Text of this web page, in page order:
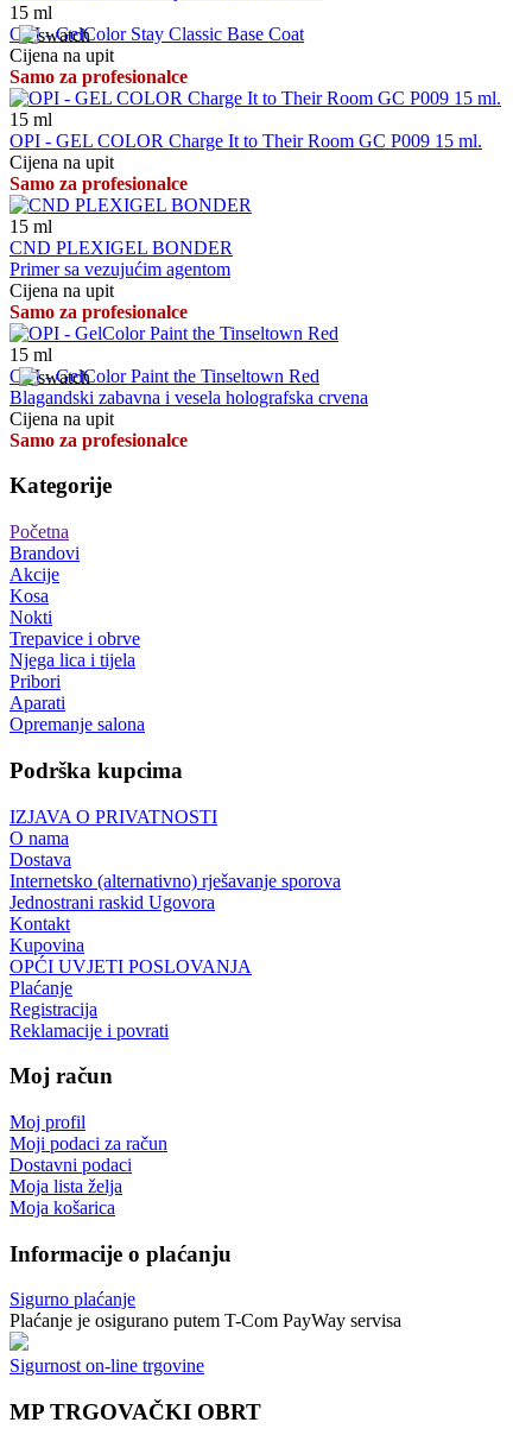
15 ml
OPI - GelColor Stay Classic Base Coat
Cijena na upit
Samo za profesionalce
15 ml
OPI - GEL COLOR Charge It to Their Room GC P009 15 ml.
Cijena na upit
Samo za profesionalce
15 ml
CND PLEXIGEL BONDER
Primer sa vezujućim agentom
Cijena na upit
Samo za profesionalce
15 ml
OPI - GelColor Paint the Tinseltown Red
Blagandski zabavna i vesela holografska crvena
Cijena na upit
Samo za profesionalce
Kategorije
Početna
Brandovi
Akcije
Kosa
Nokti
Trepavice i obrve
Njega lica i tijela
Pribori
Aparati
Opremanje salona
Podrška kupcima
IZJAVA O PRIVATNOSTI
O nama
Dostava
Internetsko (alternativno) rješavanje sporova
Jednostrani raskid Ugovora
Kontakt
Kupovina
OPĆI UVJETI POSLOVANJA
Plaćanje
Registracija
Reklamacije i povrati
Moj račun
Moj profil
Moji podaci za račun
Dostavni podaci
Moja lista želja
Moja košarica
Informacije o plaćanju
Sigurno plaćanje
Plaćanje je osigurano putem T-Com PayWay servisa
Sigurnost on-line trgovine
MP TRGOVAČKI OBRT